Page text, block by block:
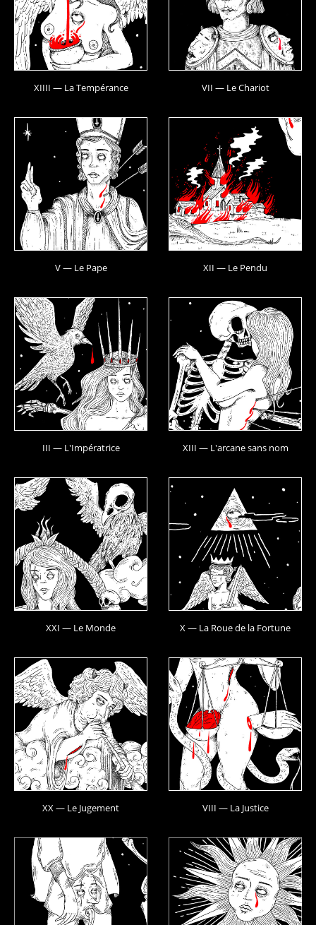
XIIII — La Tempérance VII — Le Chariot
V — Le Pape XII — Le Pendu
III — L'Impératrice XIII — L'arcane sans nom
XXI — Le Monde X — La Roue de la Fortune
XX — Le Jugement VIII — La Justice